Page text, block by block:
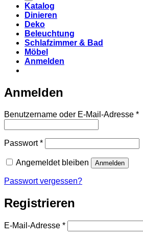
Katalog
Dinieren
Deko
Beleuchtung
Schlafzimmer & Bad
Möbel
Anmelden
Anmelden
Benutzername oder E-Mail-Adresse *
Passwort*Erforderlich
Angemeldet bleiben Anmelden
Passwort vergessen?
Registrieren
E-Mail-Adresse *Erforderlich